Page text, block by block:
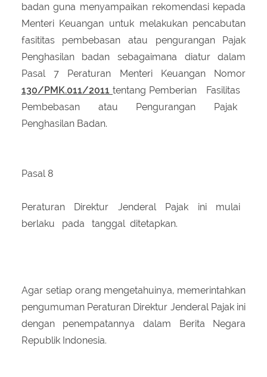
badan guna menyampaikan rekomendasi kepada
Menteri Keuangan untuk melakukan pencabutan
fasititas pembebasan atau pengurangan Pajak
Penghasilan badan sebagaimana diatur dalam
Pasal 7 Peraturan Menteri Keuangan Nomor
130/PMK.011/2011tentang Pemberian Fasilitas
Pembebasan atau Pengurangan Pajak
Penghasilan Badan.
Pasal 8
Peraturan Direktur Jenderal Pajak ini mulai
berlaku pada tanggal ditetapkan.
Agar setiap orang mengetahuinya, memerintahkan
pengumuman Peraturan Direktur Jenderal Pajak ini
dengan penempatannya dalam Berita Negara
Republik Indonesia.